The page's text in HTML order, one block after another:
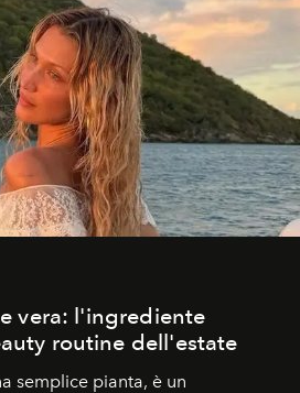
vera: l'ingrediente
routine dell'estate
semplice pianta, è un